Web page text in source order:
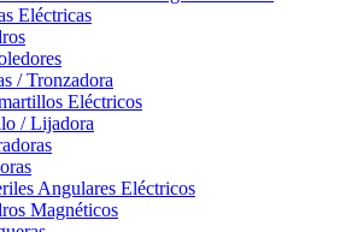
Eléctricas
/ Tronzadora
Eléctricos
/ Lijadora
Angulares Eléctricos
Magnéticos